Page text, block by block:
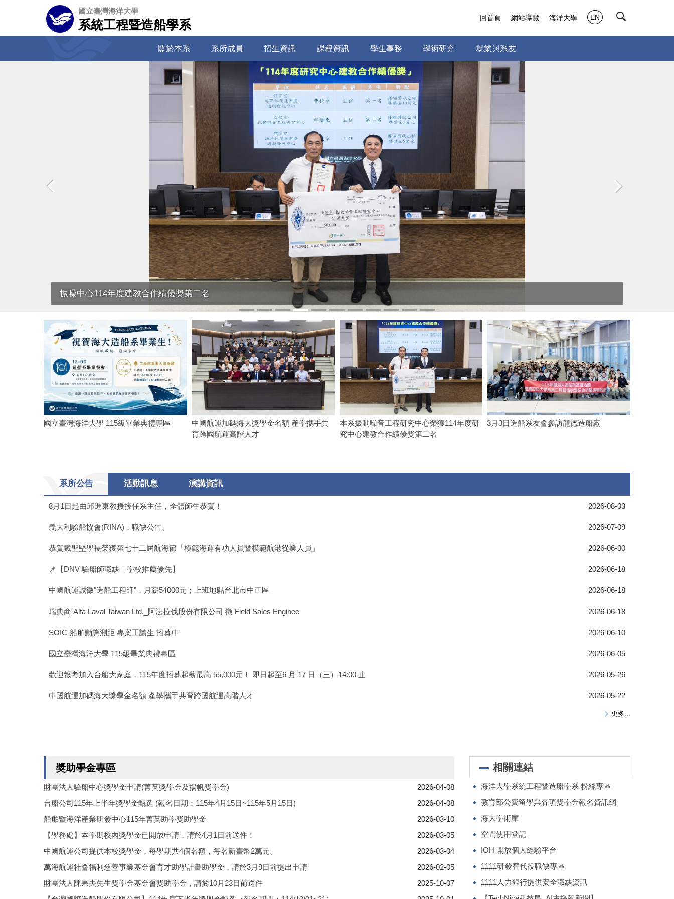
容
國立臺灣海洋大學
系統工程暨造船學系
關於本系 系所成員 招生資訊 課程資訊 學生事務 學術研究 就業與系友
回首頁 網站導覽 海洋大學 EN
振噪中心114年度建教合作績優獎第二名
國立臺灣海洋大學 115級畢業典禮專區
中國航運加碼海大獎學金名額 產學攜手共
育跨國航運高階人才
本系振動噪音工程研究中心榮獲114年度研
究中心建教合作績優獎第二名
3月3日造船系友會參訪龍德造船廠
系所公告 活動訊息 演講資訊
8月1日起由邱進東教授接任系主任，全體師生恭賀！ 2026-08-03
義大利驗船協會(RINA)，職缺公告。 2026-07-09
恭賀戴聖堅學長榮獲第七十二屆航海節「模範海運有功人員暨模範航港從業人員」 2026-06-30
📌【DNV 驗船師職缺｜學校推薦優先】 2026-06-18
中國航運誠徵"造船工程師"，月薪54000元；上班地點台北市中正區 2026-06-18
瑞典商 Alfa Laval Taiwan Ltd._阿法拉伐股份有限公司 徵 Field Sales Enginee 2026-06-18
SOIC-船舶動態測距 專案工讀生 招募中 2026-06-10
國立臺灣海洋大學 115級畢業典禮專區 2026-06-05
歡迎報考加入台船大家庭，115年度招募起薪最高 55,000元！ 即日起至6 月 17 日（三）14:00 止 2026-05-26
中國航運加碼海大獎學金名額 產學攜手共育跨國航運高階人才 2026-05-22
更多...
獎助學金專區
財團法人驗船中心獎學金申請(菁英獎學金及揚帆獎學金)
2026-04-08
台船公司115年上半年獎學金甄選 (報名日期：115年4月15日~115年5月15日)
2026-04-08
船舶暨海洋產業研發中心115年菁英助學獎助學金
2026-03-10
【學務處】本學期校內獎學金已開放申請，請於4月1日前送件！
2026-03-05
中國航運公司提供本校獎學金，每學期共4個名額，每名新臺幣2萬元。
2026-03-04
萬海航運社會福利慈善事業基金會育才助學計畫助學金，請於3月9日前提出申請
2026-02-05
財團法人陳果夫先生獎學金基金會獎助學金，請於10月23日前送件
2025-10-07
相關連結
海洋大學系統工程暨造船學系 粉絲專區
教育部公費留學與各項獎學金報名資訊網
海大學術庫
空間使用登記
IOH 開放個人經驗平台
1111研發替代役職缺專區
1111人力銀行提供安全職缺資訊